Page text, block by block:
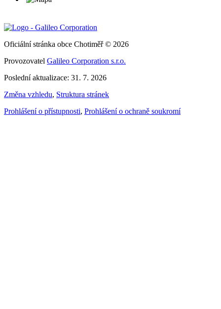
Oficiální stránka obce Chotiměř © 2026
Provozovatel Galileo Corporation s.r.o.
Poslední aktualizace: 31. 7. 2026
Změna vzhledu, Struktura stránek
Prohlášení o přístupnosti, Prohlášení o ochraně soukromí